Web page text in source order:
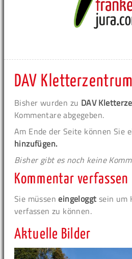
DAV
Bisher wurden zu DAV
Kommentare abgegeben.
Am Ende der Seite können Sie
hinzufügen.
Bisher gibt es noch keine
Kommentar verfassen
Sie müsseneingeloggt sein um
verfassen zu können.
Aktuelle Bilder